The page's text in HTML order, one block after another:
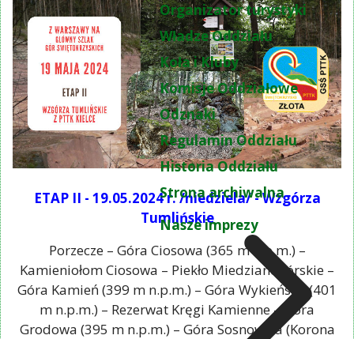
Organizator turystyki
Władze Oddziału
Koła i Kluby
Komisje Oddziałowe
Odznaki
Regulamin Oddziału
Historia Oddziału
Strona archiwalna
Nasze imprezy
ETAP II - 19.05.2024 r. /niedziela/ - Wzgórza
Tumlińskie
Porzecze – Góra Ciosowa (365 m n.p.m.) –
Kamieniołom Ciosowa – Piekło Miedzianogórskie –
Góra Kamień (399 m n.p.m.) – Góra Wykieńska (401
m n.p.m.) – Rezerwat Kręgi Kamienne – Góra
Grodowa (395 m n.p.m.) – Góra Sosnowica (Korona